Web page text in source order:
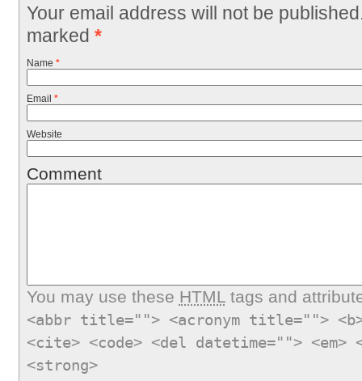
Your email address will not be
marked *
Name *
Email *
Website
Comment
You may use these HTMLtags and
<abbr title=""> <acronym title="">
<cite> <code> <del datetime="">
<strong>